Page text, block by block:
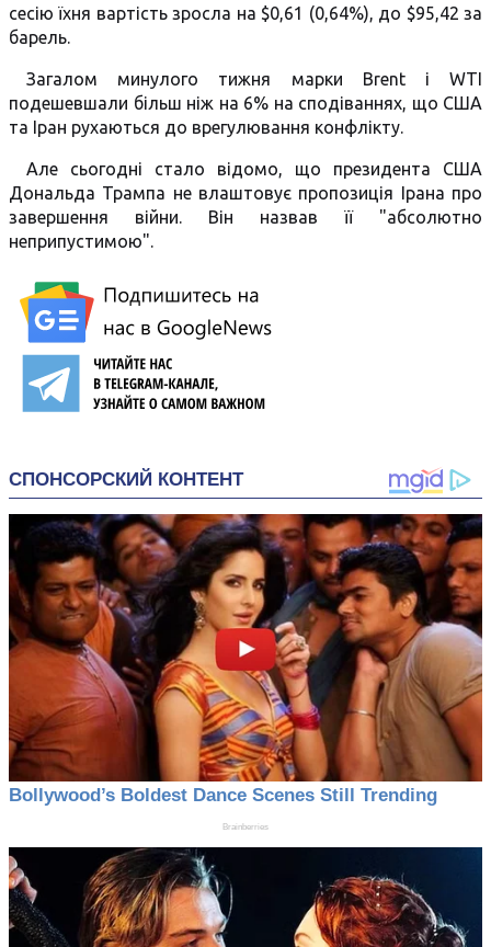
сесію їхня вартість зросла на $0,61 (0,64%), до $95,42 за
барель.
Загалом минулого тижня марки Brent і WTI
подешевшали більш ніж на 6% на сподіваннях, що США
та Іран рухаються до врегулювання конфлікту.
Але сьогодні стало відомо, що президента США
Дональда Трампа не влаштовує пропозиція Ірана про
завершення війни. Він назвав її "абсолютно
неприпустимою".